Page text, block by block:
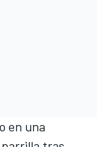
en una